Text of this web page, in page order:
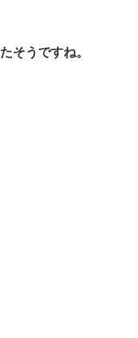
そうですね。